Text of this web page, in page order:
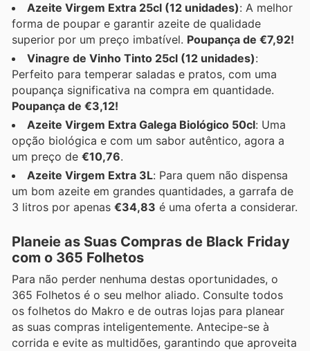
Azeite Virgem Extra 25cl (12 unidades): A melhor
forma de poupar e garantir azeite de qualidade
superior por um preço imbatível. Poupança de €7,92!
Vinagre de Vinho Tinto 25cl (12 unidades):
Perfeito para temperar saladas e pratos, com uma
poupança significativa na compra em quantidade.
Poupança de €3,12!
Azeite Virgem Extra Galega Biológico 50cl: Uma
opção biológica e com um sabor autêntico, agora a
um preço de €10,76.
Azeite Virgem Extra 3L: Para quem não dispensa
um bom azeite em grandes quantidades, a garrafa de
3 litros por apenas €34,83 é uma oferta a considerar.
Planeie as Suas Compras de Black Friday
com o 365 Folhetos
Para não perder nenhuma destas oportunidades, o
365 Folhetos é o seu melhor aliado. Consulte todos
os folhetos do Makro e de outras lojas para planear
as suas compras inteligentemente. Antecipe-se à
corrida e evite as multidões, garantindo que aproveita